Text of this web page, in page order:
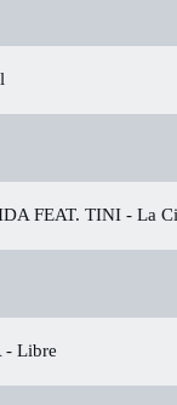
FEAT. TINI - La
- Libre